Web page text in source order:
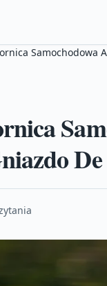
Samochodowa
De